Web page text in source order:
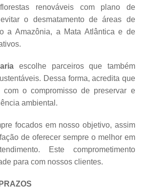
renováveis com plano de
o desmatamento de áreas de
a Amazônia, a Mata Atlântica e de
escolhe parceiros que também
Dessa forma, acredita que
com o compromisso de preservar e
ambiental.
focados em nosso objetivo, assim
de oferecer sempre o melhor em
Este comprometimento
para com nossos clientes.